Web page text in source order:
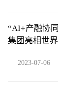
“AI+产融协
集团亮相世
2023-07-06